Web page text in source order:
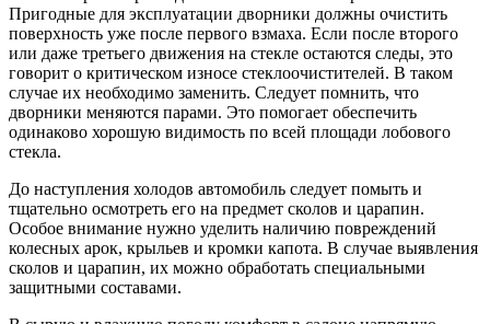
Пригодные для эксплуатации дворники должны очистить
поверхность уже после первого взмаха. Если после второго
или даже третьего движения на стекле остаются следы, это
говорит о критическом износе стеклоочистителей. В таком
случае их необходимо заменить. Следует помнить, что
дворники меняются парами. Это помогает обеспечить
одинаково хорошую видимость по всей площади лобового
стекла.
До наступления холодов автомобиль следует помыть и
тщательно осмотреть его на предмет сколов и царапин.
Особое внимание нужно уделить наличию повреждений
колесных арок, крыльев и кромки капота. В случае выявления
сколов и царапин, их можно обработать специальными
защитными составами.